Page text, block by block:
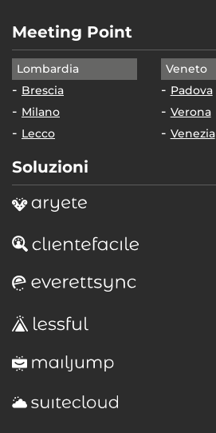
Meeting Point
Lombardia
Brescia
Milano
Lecco
Veneto
Padova
Verona
Venezia
Soluzioni